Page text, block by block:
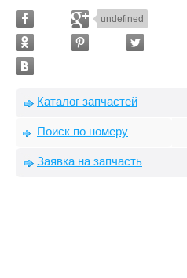
undefined
Каталог запчастей
Поиск по номеру
Заявка на запчасть